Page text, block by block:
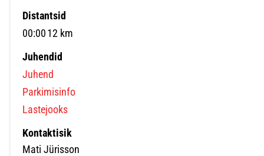
Distantsid
00:0012 km
Juhendid
Juhend
Parkimisinfo
Lastejooks
Kontaktisik
Mati Jürisson